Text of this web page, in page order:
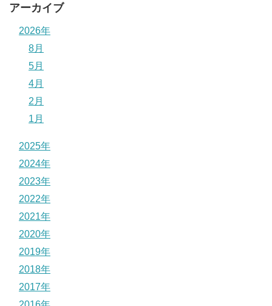
アーカイブ
2026年
8月
5月
4月
2月
1月
2025年
2024年
2023年
2022年
2021年
2020年
2019年
2018年
2017年